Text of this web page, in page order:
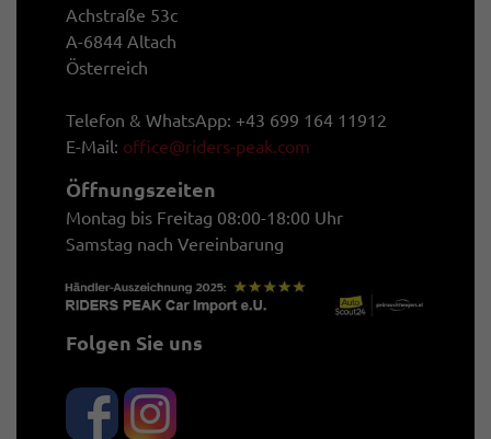
Achstraße 53c
A-6844 Altach
Österreich
Telefon & WhatsApp: +43 699 164 11912
E-Mail: office@riders-peak.com
Öffnungszeiten
Montag bis Freitag 08:00-18:00 Uhr
Samstag nach Vereinbarung
Folgen Sie uns